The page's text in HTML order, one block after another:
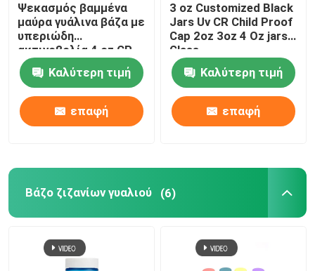
Ψεκασμός βαμμένα
μαύρα γυάλινα βάζα με
υπεριώδη
ακτινοβολία 4 oz CR
Καπάκι ανθεκτικό για
παιδιά Γυάλινο βάζο
για παιδιά
Καλύτερη τιμή
επαφή
3 oz Customized Black
Jars Uv CR Child Proof
Cap 2oz 3oz 4 Oz jars
Glass
Καλύτερη τιμή
επαφή
Βάζο ζιζανίων γυαλιού (6)